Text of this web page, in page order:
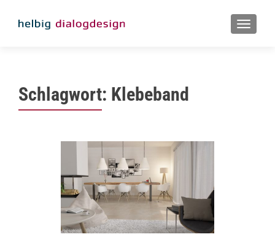
MENU
Schlagwort: Klebeband